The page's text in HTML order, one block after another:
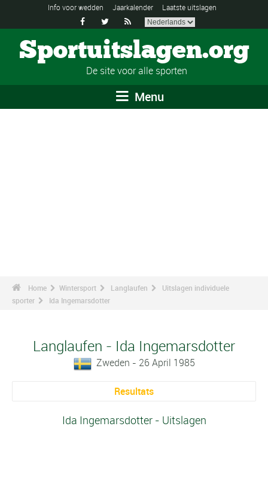
Info voor wedden Jaarkalender Laatste uitslagen
  
Sportuitslagen.org
De site voor alle sporten
Menu
Home Wintersport Langlaufen
Uitslagen individuele
sporter
Ida Ingemarsdotter
Langlaufen - Ida Ingemarsdotter
Zweden - 26 April 1985
Resultats
Ida Ingemarsdotter - Uitslagen